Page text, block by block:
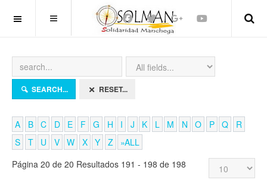
OFF CANVAS
SEARCH... RESET...
A B C D E F G H I J K L M N O P Q
R
S
T U V W X Y Z
»ALL
Página 20 de 20 Resultados 191 - 198 de 198